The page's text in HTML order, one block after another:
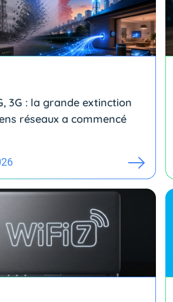
3G : la grande extinction
réseaux a commencé